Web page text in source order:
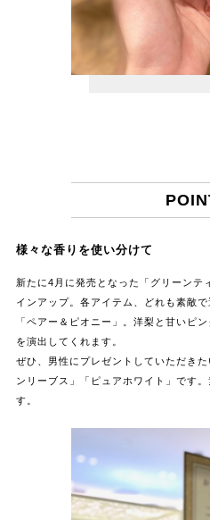
様々な香りを使い分けて
新たに4月に発売となった「グリーンテ
インアップ。各アイテム、どれも素敵
「ペアー＆ピオニー」。洋梨と甘いピ
を演出してくれます。
ぜひ、男性にプレゼントしていただき
ンリーブス」「ピュアホワイト」です
す。